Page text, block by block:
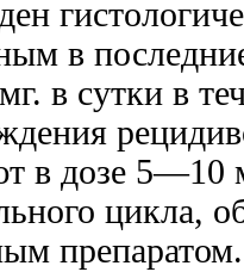
в
в сутки в
в дозе 5—10
цикла,
препаратом.